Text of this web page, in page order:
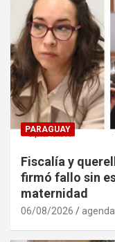
PARAGUAY
Fiscalía y
firmó fallo sin
maternidad
06/08/2026 agenda